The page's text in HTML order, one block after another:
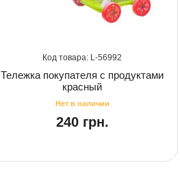
56992
Тележка покупателя с продуктами
красный
240 грн.